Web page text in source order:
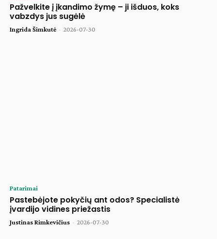
Pažvelkite į įkandimo žymę – ji išduos, koks
vabzdys jus sugėlė
Ingrida Šimkutė - 2026-07-30
Patarimai
Pastebėjote pokyčių ant odos? Specialistė
įvardijo vidines priežastis
Justinas Rimkevičius - 2026-07-30